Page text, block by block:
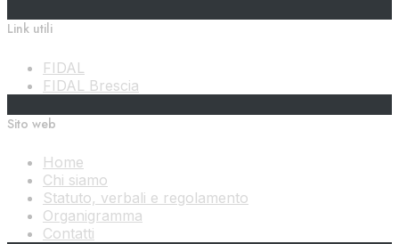
Link utili
FIDAL
FIDAL Brescia
Sito web
Home
Chi siamo
Statuto, verbali e regolamento
Organigramma
Contatti